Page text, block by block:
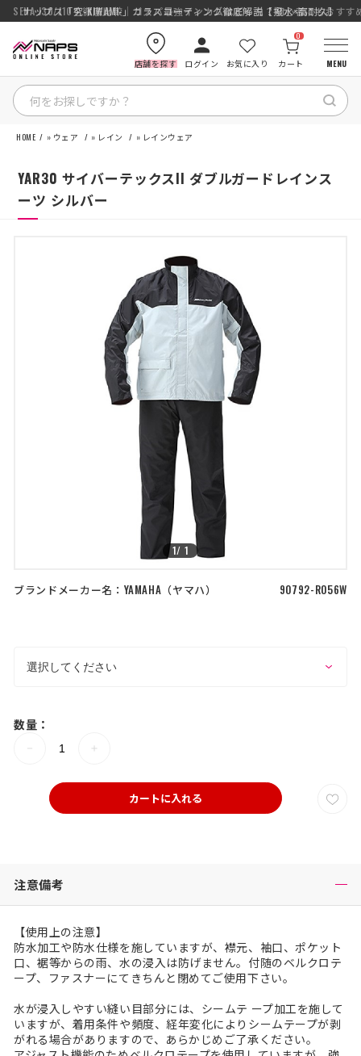
ナップス「究-KIWAMI-」ガラスコーティング徹底解説【撥水×高耐久】
SENA J30/J10を徹底比較｜コスパ最強インカムはどっち？初心者にもおすす
店舗を探す ログイン お気に入り カート
0
MENU
カテゴリから探す
ナップスメンバーズ
店舗を探す
採用情報
古物営業法に基づく表示/保険勧誘
方針
商品レビュー利用規約
返金ポリシー
カスタマーハラスメントに対する方
HOME » ウェア » レイン » レインウェア
YAR30 サイバーテックスII ダブルガードレインス
ーツ シルバー
1/ 1
ブランドメーカー名： YAMAHA ヤマハ 90792-R056W
数量：
カートに入れる
注意備考
【使用上の注意】
防水加工や防水仕様を施していますが、襟元、袖口、ポケット
口、裾等からの雨、水の浸入は防げません。付随のベルクロテ
ープ、ファスナーにてきちんと閉めてご使用下さい。
水が浸入しやすい縫い目部分には、シームテ ープ加工を施して
いますが、着用条件や頻度、経年変化によりシームテープが剥
がれる場合がありますので、あらかじめご了承ください。